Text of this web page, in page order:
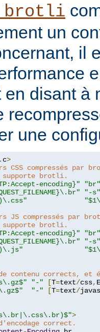
un
il
en disant à
une
. c>
CSS compressés
brotli.
encoding}"
"br"
"-s"
JS compressés par
brotli.
encoding}"
"br"
"-s"
contenu corrects, et
"-" [T=text/css, E
"-" [T=text/
>
correct.